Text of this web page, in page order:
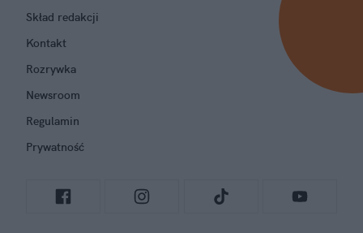
Skład redakcji
Kontakt
Rozrywka
Newsroom
Regulamin
Prywatność